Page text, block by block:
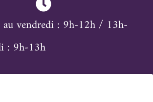
vendredi : 9h-12h / 13h-
: 9h-13h